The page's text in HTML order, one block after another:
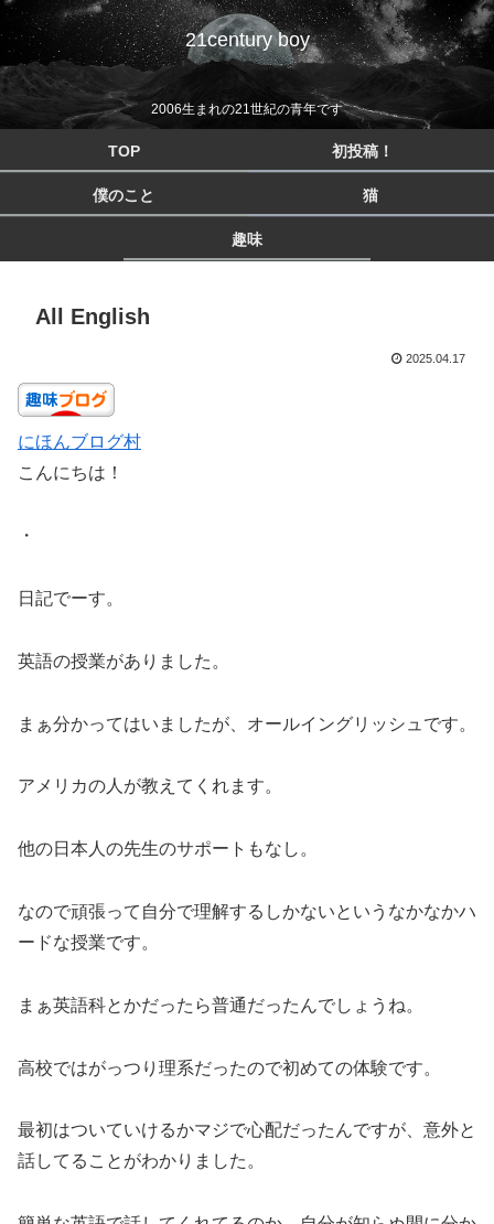
21century boy
2006生まれの21世紀の青年です
TOP 初投稿！
僕のこと 猫
趣味
All English
2025.04.17
にほんブログ村
こんにちは！
・
日記でーす。
英語の授業がありました。
まぁ分かってはいましたが、オールイングリッシュです。
アメリカの人が教えてくれます。
他の日本人の先生のサポートもなし。
なので頑張って自分で理解するしかないというなかなかハ
ードな授業です。
まぁ英語科とかだったら普通だったんでしょうね。
高校ではがっつり理系だったので初めての体験です。
最初はついていけるかマジで心配だったんですが、意外と
話してることがわかりました。